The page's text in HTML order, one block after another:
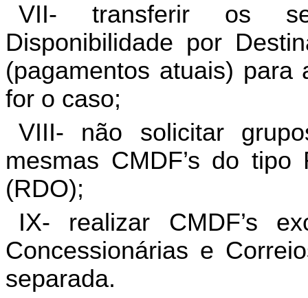
VII- transferir os
Disponibilidade por
(pagamentos atuais)
for o caso;
VIII- não solicitar
mesmas CMDF’s do
(RDO);
IX- realizar CMDF’s
Concessionárias e
separada.